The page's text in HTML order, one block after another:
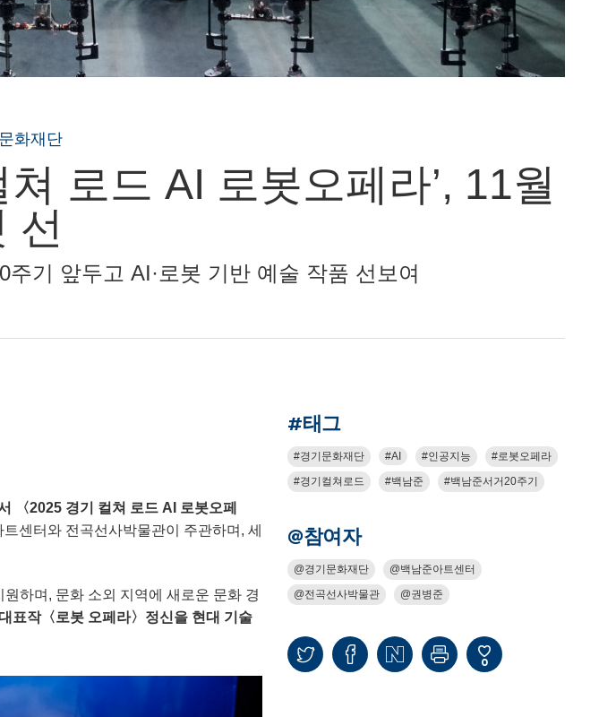
화재단
로드 AI 로봇오페라’, 11월
선
기 앞두고 AI·로봇 기반 예술 작품 선보여
〈2025 경기 컬쳐 로드 AI 로봇오페
센터와 전곡선사박물관이 주관하며, 세
하며, 문화 소외 지역에 새로운 문화 경
표작〈로봇 오페라〉정신을 현대 기술
#태그
경기문화재단 AI 인공지능
로봇오페라
경기컬쳐로드
백남준 백남준서거20주기
@참여자
경기문화재단
백남준아트센터
전곡선사박물관
권병준
0